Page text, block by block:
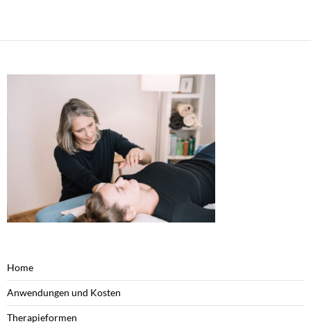
Home
Anwendungen und Kosten
Therapieformen